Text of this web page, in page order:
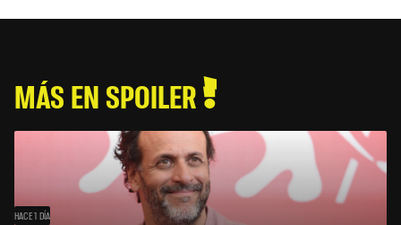
MÁS EN SPOILER
HACE 1 DÍA